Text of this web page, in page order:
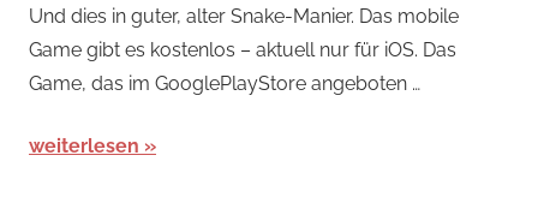
iPhone
Und dies in guter, alter Snake-Manier. Das mobile
Game gibt es kostenlos – aktuell nur für iOS. Das
Game, das im GooglePlayStore angeboten …
weiterlesen